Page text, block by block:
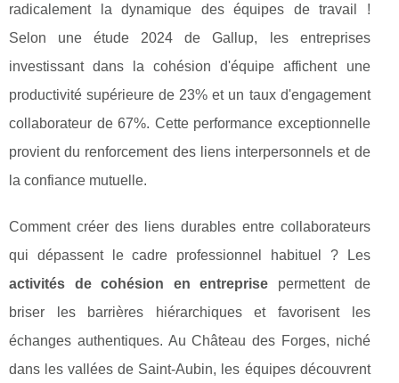
radicalement la dynamique des équipes de travail !
Selon une étude 2024 de Gallup, les entreprises
investissant dans la cohésion d'équipe affichent une
productivité supérieure de 23% et un taux d'engagement
collaborateur de 67%. Cette performance exceptionnelle
provient du renforcement des liens interpersonnels et de
la confiance mutuelle.
Comment créer des liens durables entre collaborateurs
qui dépassent le cadre professionnel habituel ? Les
activités de cohésion en entreprise permettent de
briser les barrières hiérarchiques et favorisent les
échanges authentiques. Au Château des Forges, niché
dans lesvallées de Saint-Aubin, les équipes découvrent